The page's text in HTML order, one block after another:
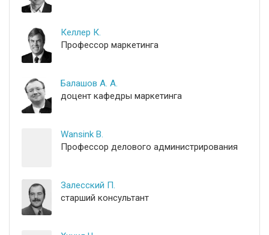
Келлер К.
Профессор маркетинга
Балашов А. А.
доцент кафедры маркетинга
Wansink B.
Профессор делового администрирования
Залесский П.
старший консультант